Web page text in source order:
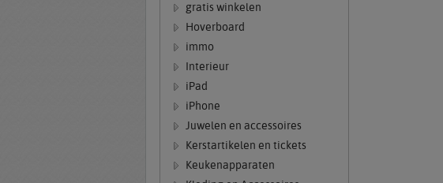
gratis winkelen
Hoverboard
immo
Interieur
iPad
iPhone
Juwelen en accessoires
Kerstartikelen en tickets
Keukenapparaten